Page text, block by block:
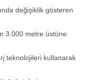
değişiklik gösteren
3.000 metre üstüne
teknolojileri kullanarak